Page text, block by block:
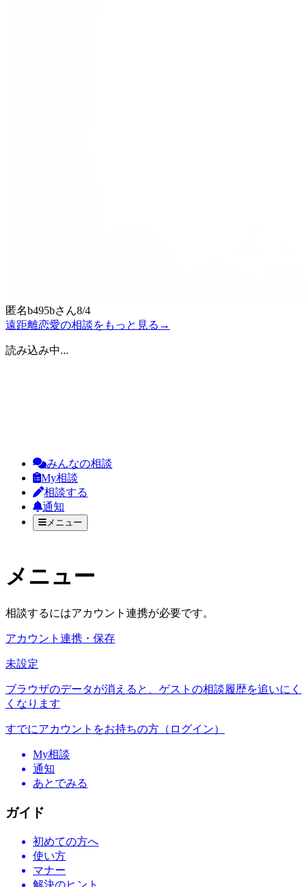
匿名b495bさん8/4
遠距離恋愛の相談をもっと見る →
読み込み中...
みんなの相談
My相談
相談する
通知
メニュー
メニュー
相談するにはアカウント連携が必要です。
アカウント連携・保存
未設定
ブラウザのデータが消えると、ゲストの相談履歴を追いにく
くなります
すでにアカウントをお持ちの方（ログイン）
My相談
通知
あとでみる
ガイド
初めての方へ
使い方
マナー
解決のヒント